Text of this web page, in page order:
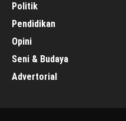
Politik
Pendidikan
Opini
Seni & Budaya
Advertorial